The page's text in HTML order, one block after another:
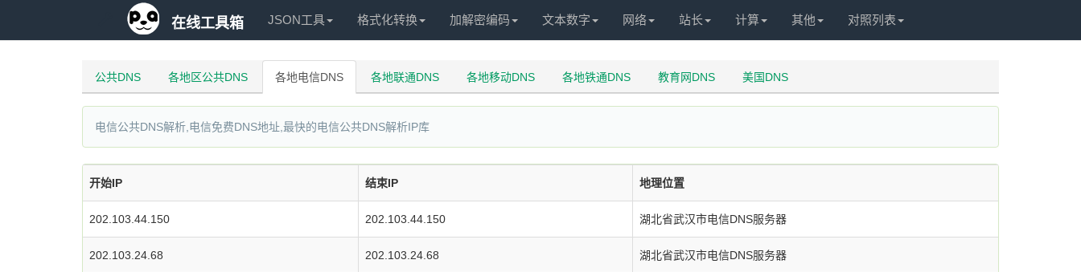
在线工具箱 JSON工具 格式化转换 加解密编码 文本数字 网络 站长 计算 其他 对照列表
公共DNS 各地区公共DNS 各地电信DNS 各地联通DNS 各地移动DNS 各地铁通DNS 教育网DNS 美国DNS
电信公共DNS解析,电信免费DNS地址,最快的电信公共DNS解析IP库
开始IP 结束IP 地理位置
202.103.44.150 202.103.44.150 湖北省武汉市电信DNS服务器
202.103.24.68 202.103.24.68 湖北省武汉市电信DNS服务器